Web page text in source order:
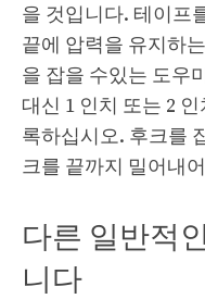
을 것입니다. 테이프
끝에 압력을 유지하
을 잡을 수있는 도우
대신 1 인치 또는 2
록하십시오. 후크를
크를 끝까지 밀어내
다른 일반적
니다